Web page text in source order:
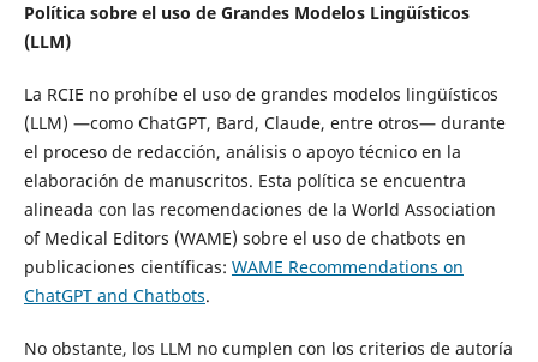
Política sobre el uso de Grandes Modelos Lingüísticos
(LLM)
La RCIE no prohíbe el uso de grandes modelos lingüísticos
(LLM) —como ChatGPT, Bard, Claude, entre otros— durante
el proceso de redacción, análisis o apoyo técnico en la
elaboración de manuscritos. Esta política se encuentra
alineada con las recomendaciones de la World Association
of Medical Editors (WAME) sobre el uso de chatbots en
publicaciones científicas: WAME Recommendations on
ChatGPT and Chatbots.
No obstante, los LLM no cumplen con los criterios de autoría